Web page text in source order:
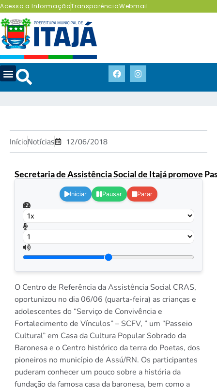
Acesso a InformaçãoTransparênciaWebmail
InícioNotícias 12/06/2018
Secretaria de Assistência Social de Itajá promove
Iniciar Pausar Parar
O Centro de Referência da Assistência Social CRAS,
oportunizou no dia 06/06 (quarta-feira) as crianças e
adolescentes do “Serviço de Convivência e
Fortalecimento de Vínculos” – SCFV, ” um “Passeio
Cultural” em Casa da Cultura Popular Sobrado da
Baronesa e o Centro histórico da terra do Poetas, dos
pioneiros no município de Assú/RN. Os participantes
puderam conhecer um pouco sobre a história da
fundação da famosa casa da baronesa, bem como a